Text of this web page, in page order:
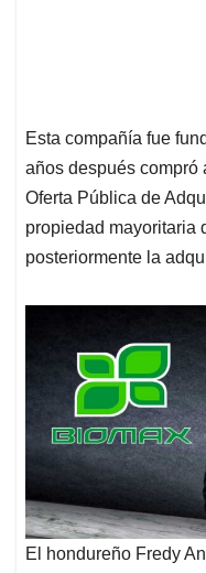
Esta compañía fue
años después compró
Oferta Pública de
propiedad mayoritaria
posteriormente la
El hondureño Fredy